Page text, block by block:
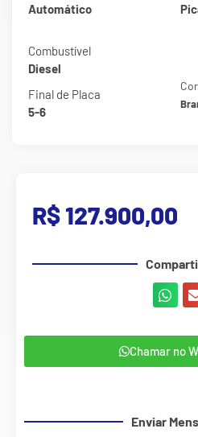
Automático
Combustível
Diesel
Final de Placa
5-6
Cor
R$ 127.900,00
Chamar no
Enviar